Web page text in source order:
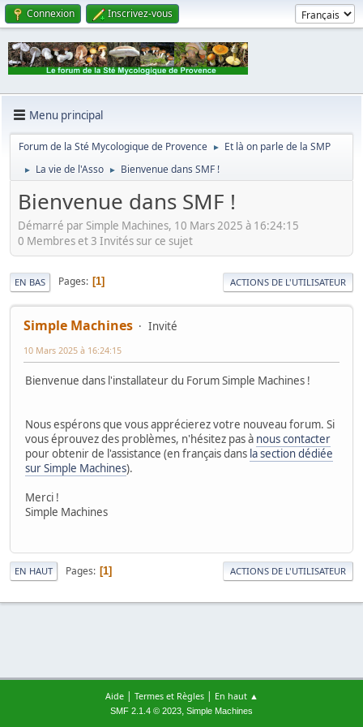
Connexion Inscrivez-vous
Menu principal
Forum de la Sté Mycologique de Provence ► Et là on parle de la SMP
► La vie de l'Asso ► Bienvenue dans SMF !
Bienvenue dans SMF !
Démarré par Simple Machines, 10 Mars 2025 à 16:24:15
0 Membres et 3 Invités sur ce sujet
EN BAS Pages 1 ACTIONS DE L'UTILISATEUR
Simple Machines Invité
10 Mars 2025 à 16:24:15
Bienvenue dans l'installateur du Forum Simple Machines !
Nous espérons que vous apprécierez votre nouveau forum. Si
vous éprouvez des problèmes, n'hésitez pas à nous contacter
pour obtenir de l'assistance (en français dans la section dédiée
sur Simple Machines).
Merci !
Simple Machines
EN HAUT Pages 1 ACTIONS DE L'UTILISATEUR
Aide| Termes et Règles| En haut ▲
SMF 2.1.4 © 2023, Simple Machines